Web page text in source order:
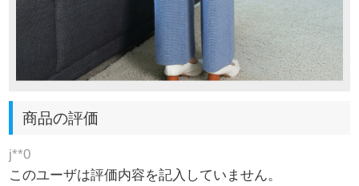
商品の評価
j**0
このユーザは評価内容を記入していません。